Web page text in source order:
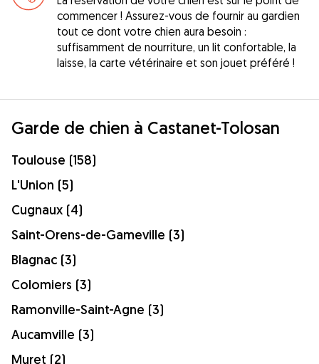
commencer ! Assurez-vous de fournir au gardien
tout ce dont votre chien aura besoin :
suffisamment de nourriture, un lit confortable, la
laisse, la carte vétérinaire et son jouet préféré !
Garde de chien à Castanet-Tolosan
Toulouse (158)
L'Union (5)
Cugnaux (4)
Saint-Orens-de-Gameville (3)
Blagnac (3)
Colomiers (3)
Ramonville-Saint-Agne (3)
Aucamville (3)
Muret (2)